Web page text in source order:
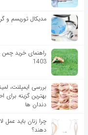
مدیکال توریسم و
راهنمای خرید
1403
بررسی ایمپلنت،
بهترین گزینه برای
دندان ها
چرا زنان باید عمل
دهند؟